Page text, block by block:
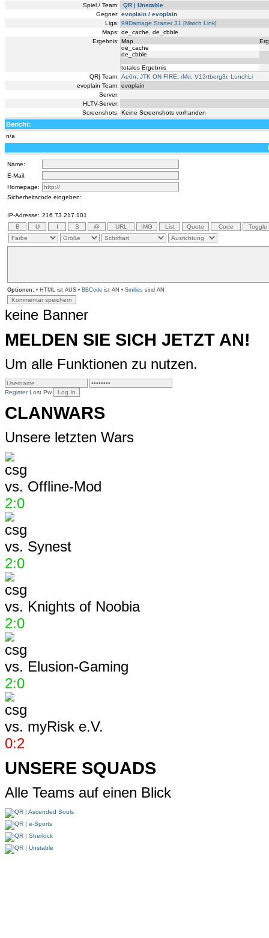
Spiel / Team:
QR | Unstable
Gegner: evoplain / evoplain
Liga: 99Damage Starter 31 [Match Link]
Maps: de_cache, de_cbble
Ergebnis: Map
de_cache
de_cbble
totales Ergebnis
QR| Team: Ae0n JTK ON FIRE rMd V13rtberg3r, LunchLi
evoplain Team: evoplain
Server:
HLTV-Server:
Screenshots: Keine Screenshots vorhanden
Bericht:
n/a
Name:
E-Mail:
Homepage:
Sicherheitscode eingeben:
IP-Adresse: 216.73.217.101
Optionen: • HTML ist AUS • BBCode ist AN • Smilies sind AN
keine Banner
MELDEN SIE SICH JETZT AN!
Um alle Funktionen zu nutzen.
Register Lost Pw
CLANWARS
Unsere letzten Wars
vs. Offline-Mod
2:0
vs. Synest
2:0
vs. Knights of Noobia
2:0
vs. Elusion-Gaming
2:0
vs. myRisk e.V.
0:2
UNSERE SQUADS
Alle Teams auf einen Blick